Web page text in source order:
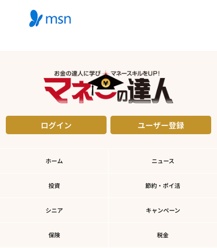
ログイン ユーザー登録
ホーム ニュース
投資 節約・ポイ活
シニア キャンペーン
保険 税金